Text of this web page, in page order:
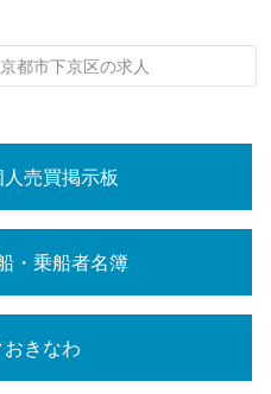
京都市下京区の求人
売買掲示板
・乗船者名簿
きなわ